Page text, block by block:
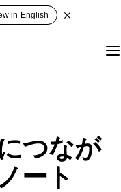
in English
つなが
ート